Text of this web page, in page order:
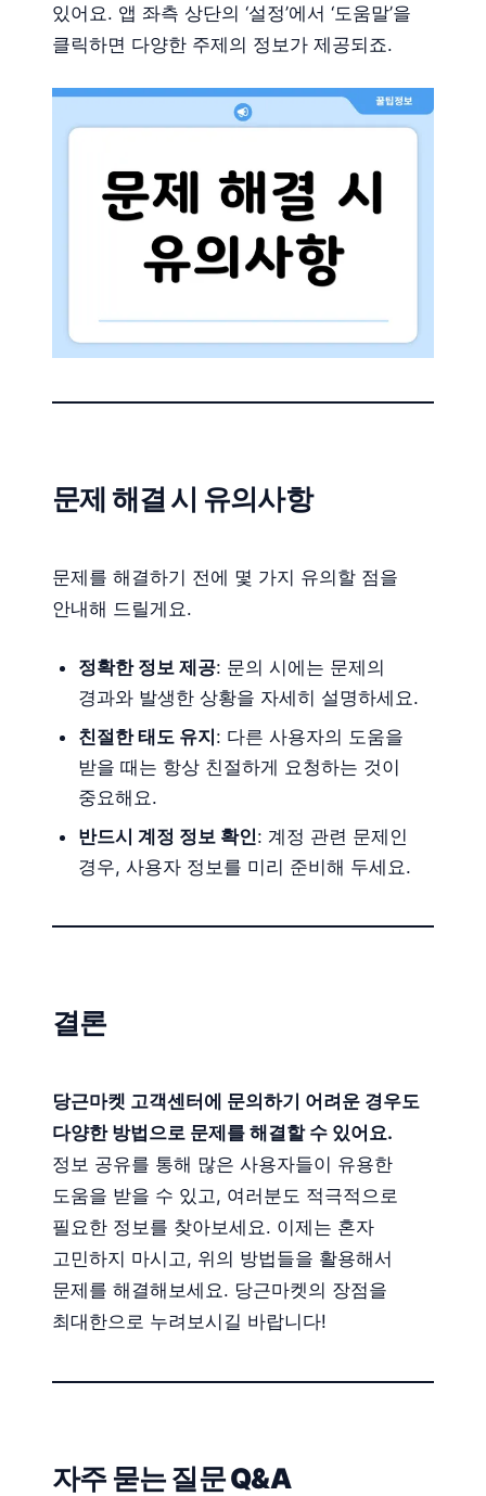
있어요. 앱 좌측 상단의 ‘설정’에서 ‘도움말’을
클릭하면 다양한 주제의 정보가 제공되죠.
문제 해결 시 유의사항
문제를 해결하기 전에 몇 가지 유의할 점을
안내해 드릴게요.
정확한 정보 제공: 문의 시에는 문제의
경과와 발생한 상황을 자세히 설명하세요.
친절한 태도 유지: 다른 사용자의 도움을
받을 때는 항상 친절하게 요청하는 것이
중요해요.
반드시 계정 정보 확인: 계정 관련 문제인
경우, 사용자 정보를 미리 준비해 두세요.
결론
당근마켓 고객센터에 문의하기 어려운 경우도
다양한 방법으로 문제를 해결할 수 있어요.
정보 공유를 통해 많은 사용자들이 유용한
도움을 받을 수 있고, 여러분도 적극적으로
필요한 정보를 찾아보세요. 이제는 혼자
고민하지 마시고, 위의 방법들을 활용해서
문제를 해결해보세요. 당근마켓의 장점을
최대한으로 누려보시길 바랍니다!
자주 묻는 질문 Q&A